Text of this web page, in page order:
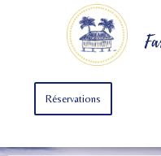
Réservations